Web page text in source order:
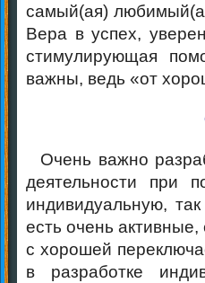
самый(ая)
Вера в успех,
стимулирующая
важны, ведь «от
Очень важно
деятельности при
индивидуальную,
есть очень
с хорошей
в разработке